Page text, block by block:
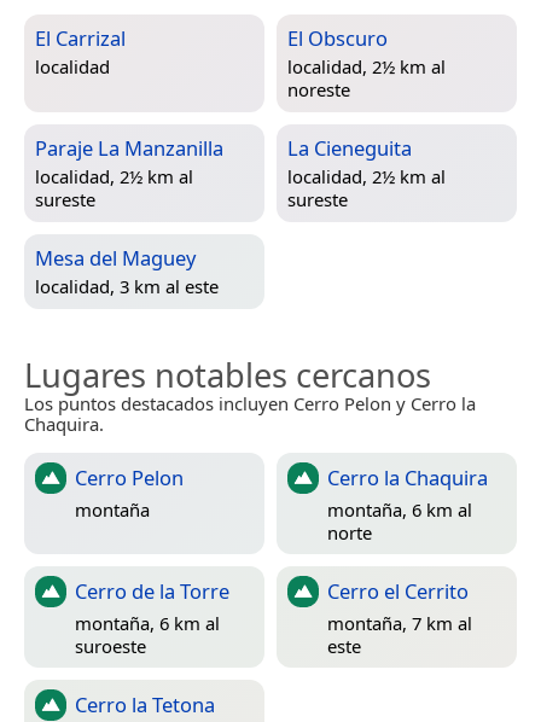
El Carrizal
localidad
El Obscuro
localidad, 2½ km al
noreste
Paraje La Manzanilla
localidad, 2½ km al
sureste
La Cieneguita
localidad, 2½ km al
sureste
Mesa del Maguey
localidad, 3 km al este
Lugares notables cercanos
Los puntos destacados incluyen Cerro Pelon y Cerro la
Chaquira.
Cerro Pelon
montaña
Cerro la Chaquira
montaña, 6 km al
norte
Cerro de la Torre
montaña, 6 km al
suroeste
Cerro el Cerrito
montaña, 7 km al
este
Cerro la Tetona